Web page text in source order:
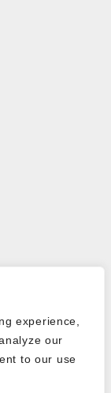
experience,
our
to our use